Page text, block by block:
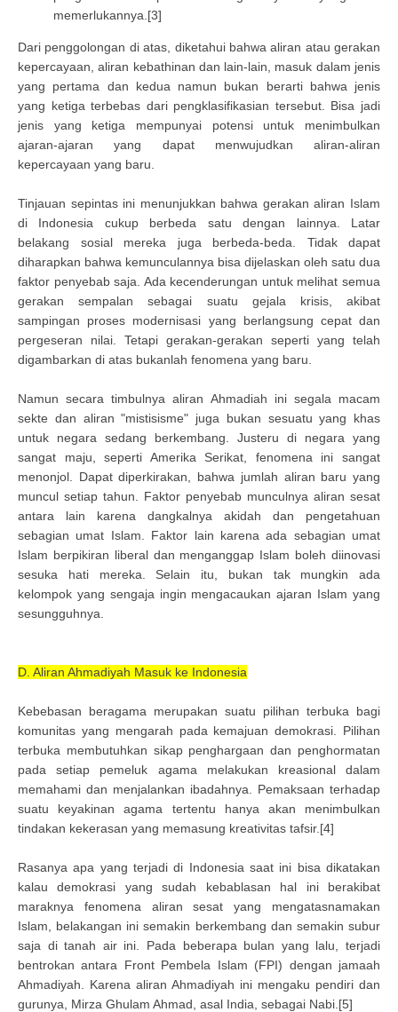
memerlukannya.[3]
Dari penggolongan di atas, diketahui bahwa aliran atau gerakan
kepercayaan, aliran kebathinan dan lain-lain, masuk dalam jenis
yang pertama dan kedua namun bukan berarti bahwa jenis
yang ketiga terbebas dari pengklasifikasian tersebut. Bisa jadi
jenis yang ketiga mempunyai potensi untuk menimbulkan
ajaran-ajaran yang dapat menwujudkan aliran-aliran
kepercayaan yang baru.
Tinjauan sepintas ini menunjukkan bahwa gerakan aliran Islam
di Indonesia cukup berbeda satu dengan lainnya. Latar
belakang sosial mereka juga berbeda-beda. Tidak dapat
diharapkan bahwa kemunculannya bisa dijelaskan oleh satu dua
faktor penyebab saja. Ada kecenderungan untuk melihat semua
gerakan sempalan sebagai suatu gejala krisis, akibat
sampingan proses modernisasi yang berlangsung cepat dan
pergeseran nilai. Tetapi gerakan-gerakan seperti yang telah
digambarkan di atas bukanlah fenomena yang baru.
Namun secara timbulnya aliran Ahmadiah ini segala macam
sekte dan aliran "mistisisme" juga bukan sesuatu yang khas
untuk negara sedang berkembang. Justeru di negara yang
sangat maju, seperti Amerika Serikat, fenomena ini sangat
menonjol. Dapat diperkirakan, bahwa jumlah aliran baru yang
muncul setiap tahun. Faktor penyebab munculnya aliran sesat
antara lain karena dangkalnya akidah dan pengetahuan
sebagian umat Islam. Faktor lain karena ada sebagian umat
Islam berpikiran liberal dan menganggap Islam boleh diinovasi
sesuka hati mereka. Selain itu, bukan tak mungkin ada
kelompok yang sengaja ingin mengacaukan ajaran Islam yang
sesungguhnya.
D. Aliran Ahmadiyah Masuk ke Indonesia
Kebebasan beragama merupakan suatu pilihan terbuka bagi
komunitas yang mengarah pada kemajuan demokrasi. Pilihan
terbuka membutuhkan sikap penghargaan dan penghormatan
pada setiap pemeluk agama melakukan kreasional dalam
memahami dan menjalankan ibadahnya. Pemaksaan terhadap
suatu keyakinan agama tertentu hanya akan menimbulkan
tindakan kekerasan yang memasung kreativitas tafsir.[4]
Rasanya apa yang terjadi di Indonesia saat ini bisa dikatakan
kalau demokrasi yang sudah kebablasan hal ini berakibat
maraknya fenomena aliran sesat yang mengatasnamakan
Islam, belakangan ini semakin berkembang dan semakin subur
saja di tanah air ini. Pada beberapa bulan yang lalu, terjadi
bentrokan antara Front Pembela Islam (FPI) dengan jamaah
Ahmadiyah. Karena aliran Ahmadiyah ini mengaku pendiri dan
gurunya, Mirza Ghulam Ahmad, asal India, sebagai Nabi.[5]